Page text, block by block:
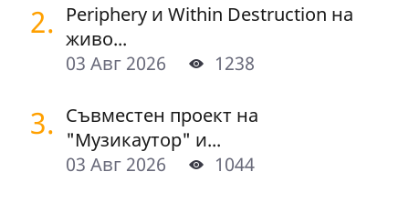
2. Periphery и Within Destruction на
живо...
03 Авг 2026
1238
3. Съвместен проект на
"Музикаутор" и...
03 Авг 2026
1044